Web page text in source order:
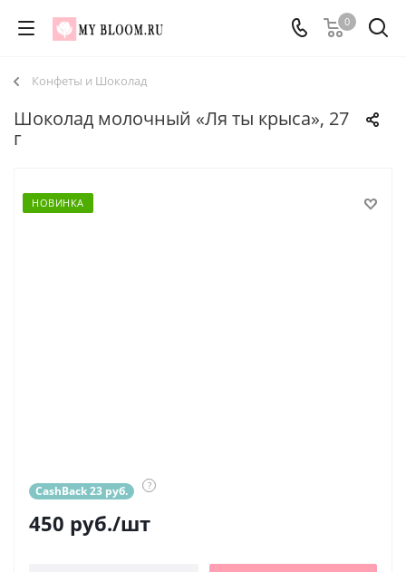
0
Конфеты и Шоколад
Шоколад молочный «Ля ты крыса», 27
г
НОВИНКА
CashBack 23 руб. ?
450 руб./шт